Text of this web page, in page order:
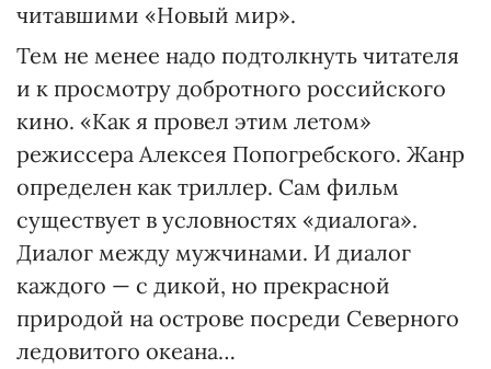
читавшими «Новый мир».
Тем не менее надо подтолкнуть читателя
и к просмотру добротного российского
кино. «Как я провел этим летом»
режиссера Алексея Попогребского. Жанр
определен как триллер. Сам фильм
существует в условностях «диалога».
Диалог между мужчинами. И диалог
каждого — с дикой, но прекрасной
природой на острове посреди Северного
ледовитого океана…